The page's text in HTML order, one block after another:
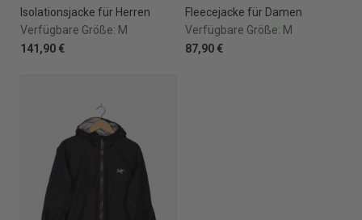
Isolationsjacke für Herren
Verfügbare Größe: M
141,90 €
Fleecejacke für Damen
Verfügbare Größe: M
87,90 €